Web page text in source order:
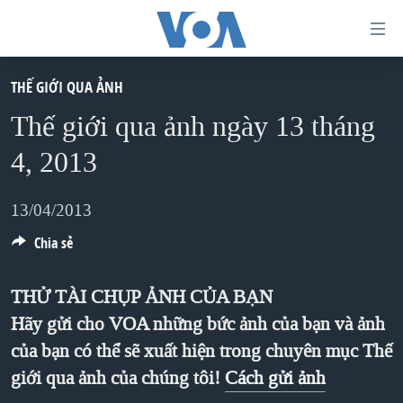
dẫn
truy
cập
Tới
dung
chính
điều
hướng
chính
Đi
TRANG CHỦ
VIỆT NAM
HOA KỲ
DIỄN ĐÀN
MỤC
TỰ DO BÁO CHÍ
VẠCH TRẦN TIN GIẢ
CHUYÊN ĐỀ
CHIẾN TRANH THƯƠNG MẠI CỦA MỸ: QUÁ KHỨ VÀ HIỆN
HỌC TIẾNG ANH
THẾ GIỚI QUA ẢNH
Thế giới qua ảnh ngày 13 tháng
4, 2013
13/04/2013
THỬ TÀI CHỤP ẢNH CỦA BẠN
Hãy gửi cho VOA những bức ảnh của bạn và ảnh
của bạn có thể sẽ xuất hiện trong chuyên mục Thế
giới qua ảnh của chúng tôi! Cách gửi ảnh
Chia sẻ